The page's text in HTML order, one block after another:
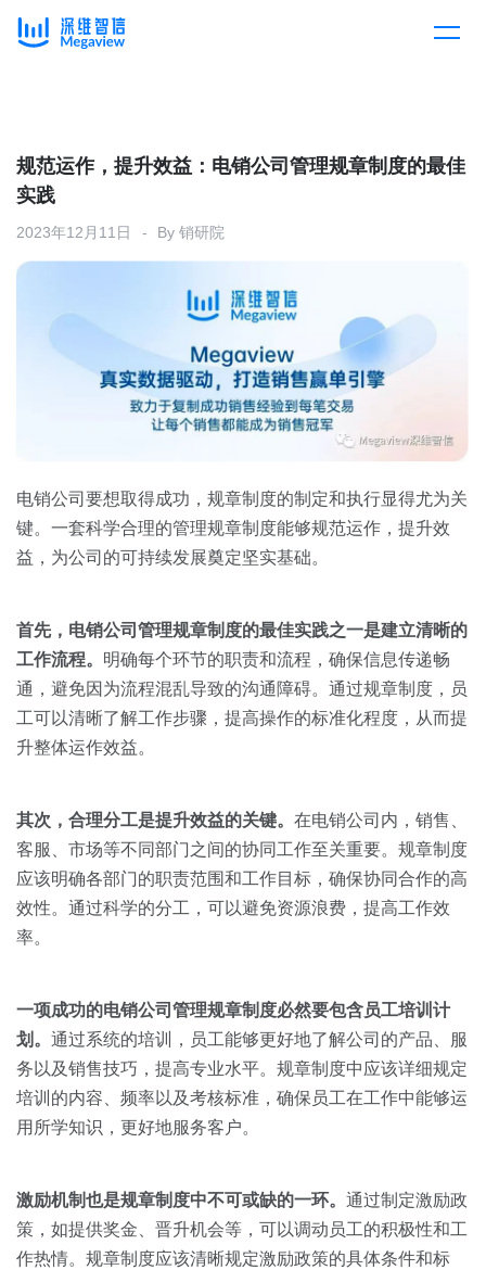
产品总览
产品集成
解决方案
按行业
教育
房地产
金融
按角色
销售人员
销售管理
交易跟进
培训辅导
客户案例
定价
资源中心
全部
销售会话智能
关于我们
规范运作，提升效益：电销公司管理规章制度的最佳
实践
2023年12月11日 By 销研院
电销公司要想取得成功，规章制度的制定和执行显得尤为关
键。一套科学合理的管理规章制度能够规范运作，提升效
益，为公司的可持续发展奠定坚实基础。
首先，电销公司管理规章制度的最佳实践之一是建立清晰的
工作流程。 明确每个环节的职责和流程，确保信息传递畅
通，避免因为流程混乱导致的沟通障碍。通过规章制度，员
工可以清晰了解工作步骤，提高操作的标准化程度，从而提
升整体运作效益。
其次，合理分工是提升效益的关键。 在电销公司内，销售、
客服、市场等不同部门之间的协同工作至关重要。规章制度
应该明确各部门的职责范围和工作目标，确保协同合作的高
效性。通过科学的分工，可以避免资源浪费，提高工作效
率。
一项成功的电销公司管理规章制度必然要包含员工培训计
划。 通过系统的培训，员工能够更好地了解公司的产品、服
务以及销售技巧，提高专业水平。规章制度中应该详细规定
培训的内容、频率以及考核标准，确保员工在工作中能够运
用所学知识，更好地服务客户。
激励机制也是规章制度中不可或缺的一环。 通过制定激励政
策，如提供奖金、晋升机会等，可以调动员工的积极性和工
作热情。规章制度应该清晰规定激励政策的具体条件和标